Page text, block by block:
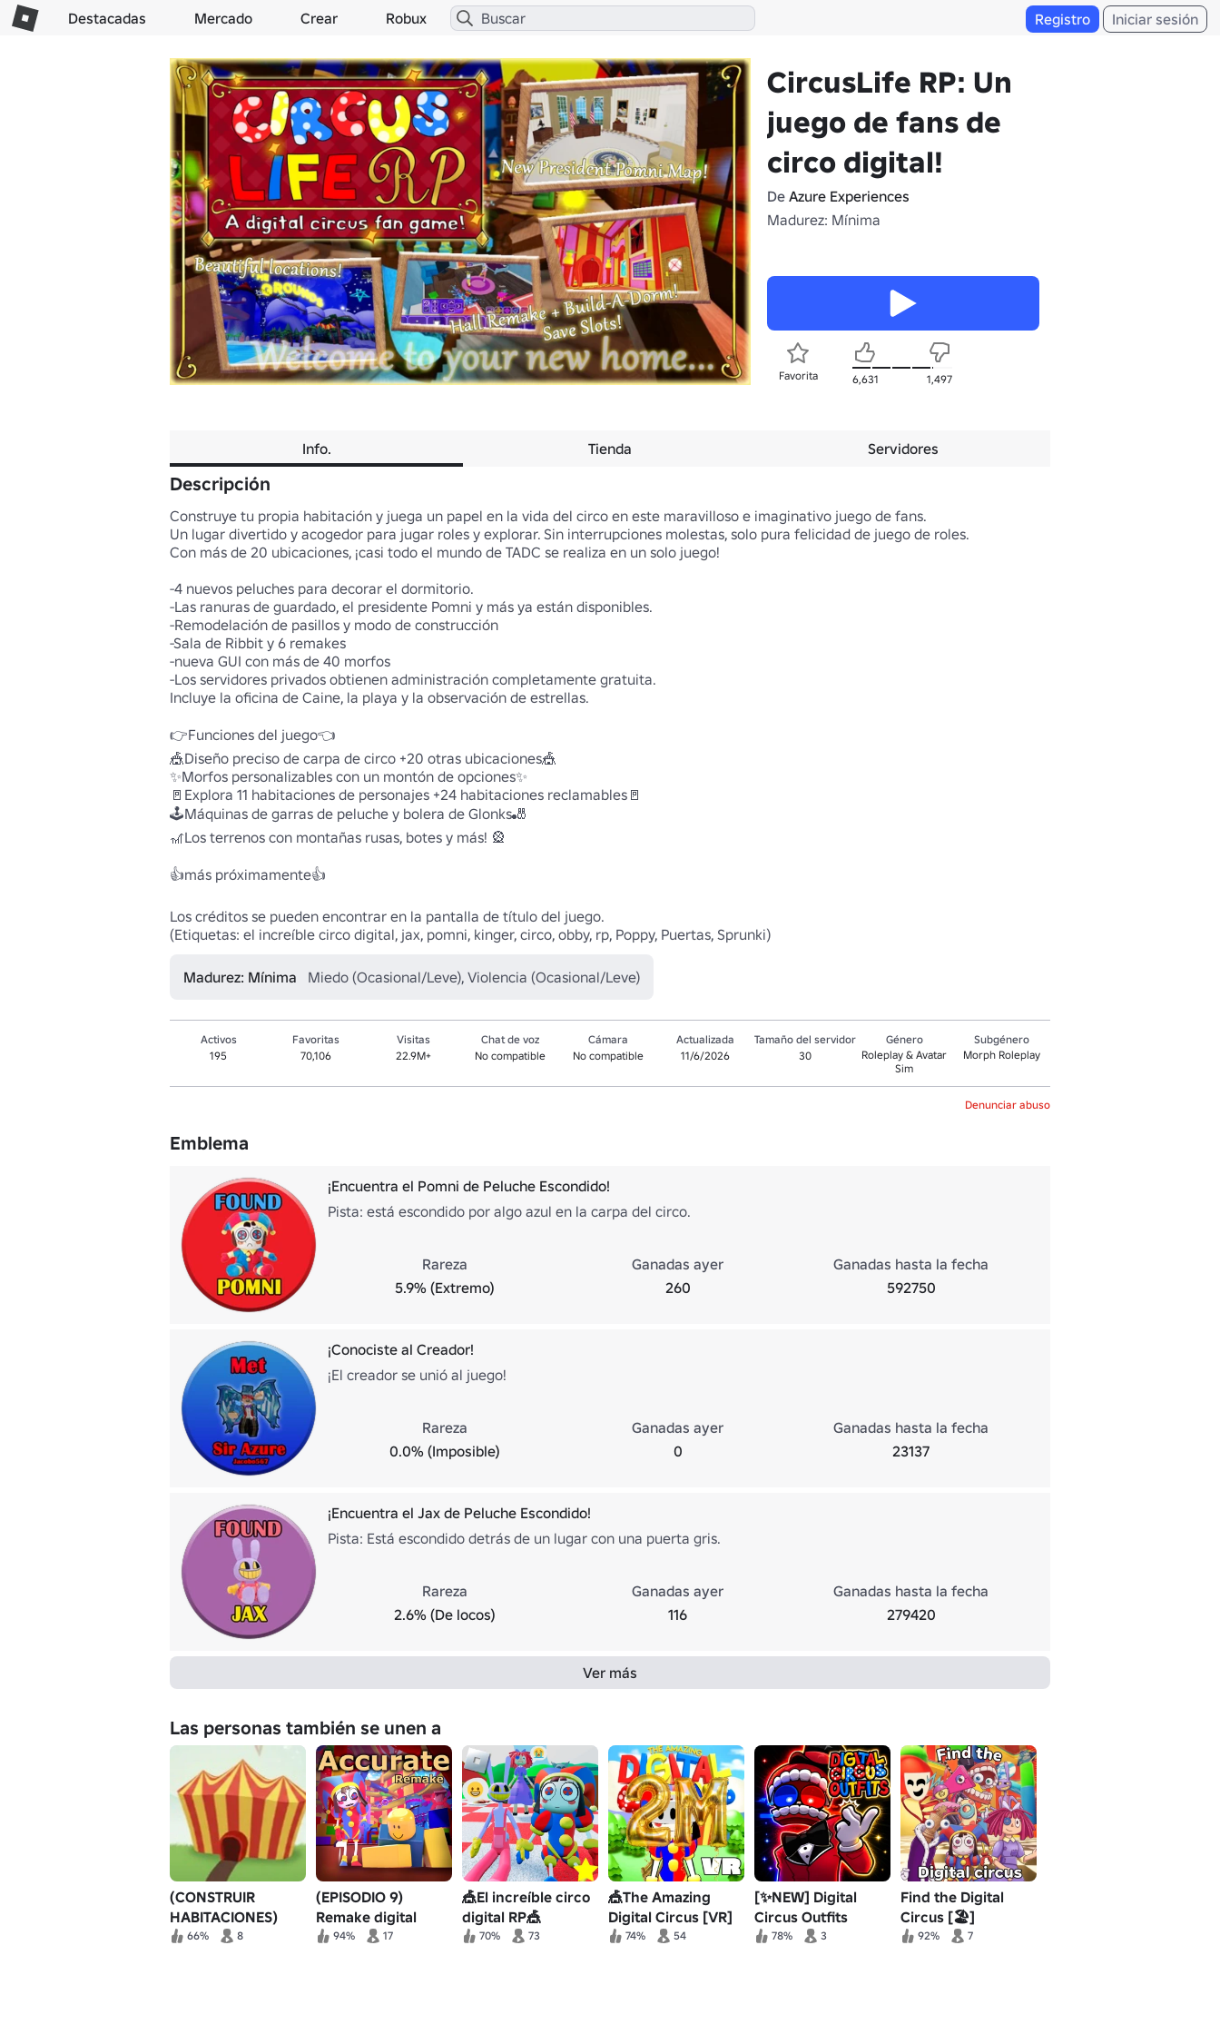
Destacadas Mercado Crear Robux Registro Iniciar sesión
CircusLife RP: Un
juego de fans de
circo digital!
De Azure Experiences
Madurez: Mínima
Favorita 6,631 1,497
Info. Tienda Servidores
Descripción
Construye tu propia habitación y juega un papel en la vida del circo en este maravilloso e imaginativo juego de fans.
Un lugar divertido y acogedor para jugar roles y explorar. Sin interrupciones molestas, solo pura felicidad de juego de roles.
Con más de 20 ubicaciones, ¡casi todo el mundo de TADC se realiza en un solo juego!
-4 nuevos peluches para decorar el dormitorio.
-Las ranuras de guardado, el presidente Pomni y más ya están disponibles.
-Remodelación de pasillos y modo de construcción
-Sala de Ribbit y 6 remakes
-nueva GUI con más de 40 morfos
-Los servidores privados obtienen administración completamente gratuita.
Incluye la oficina de Caine, la playa y la observación de estrellas.
👉Funciones del juego👈
🎪Diseño preciso de carpa de circo +20 otras ubicaciones🎪
✨Morfos personalizables con un montón de opciones✨
🚪Explora 11 habitaciones de personajes +24 habitaciones reclamables🚪
🕹️Máquinas de garras de peluche y bolera de Glonks🎳
🎢Los terrenos con montañas rusas, botes y más! 🎡
👍más próximamente👍
Los créditos se pueden encontrar en la pantalla de título del juego.
(Etiquetas: el increíble circo digital, jax, pomni, kinger, circo, obby, rp, Poppy, Puertas, Sprunki)
Madurez: Mínima Miedo (Ocasional/Leve), Violencia (Ocasional/Leve)
Activos
195
Favoritas
70,106
Visitas
22.9M+
Chat de voz
No compatible
Cámara
No compatible
Actualizada
11/6/2026
Tamaño del servidor
30
Género
Roleplay & Avatar
Sim
Subgénero
Morph Roleplay
Denunciar abuso
Emblema
¡Encuentra el Pomni de Peluche Escondido!
Pista: está escondido por algo azul en la carpa del circo.
Rareza
5.9% (Extremo)
Ganadas ayer
260
Ganadas hasta la fecha
592750
¡Conociste al Creador!
¡El creador se unió al juego!
Rareza
0.0% (Imposible)
Ganadas ayer
0
Ganadas hasta la fecha
23137
¡Encuentra el Jax de Peluche Escondido!
Pista: Está escondido detrás de un lugar con una puerta gris.
Rareza
2.6% (De locos)
Ganadas ayer
116
Ganadas hasta la fecha
279420
Ver más
Las personas también se unen a
(CONSTRUIR
HABITACIONES)
TADC RP: Programa
66% 8
(EPISODIO 9)
Remake digital
preciso del circo 1:1
94% 17
🎪El increíble circo
digital RP🎪
70% 73
🎪The Amazing
Digital Circus [VR]
[VOICE CHAT]
74% 54
[✨NEW] Digital
Circus Outfits
78% 3
Find the Digital
Circus [🏖️]
92% 7